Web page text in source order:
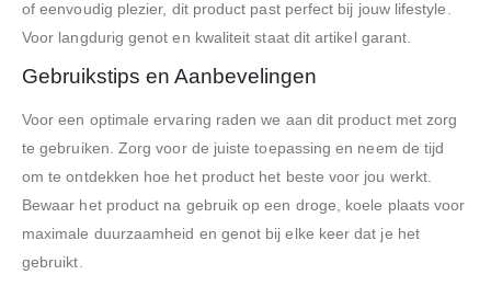
of eenvoudig plezier, dit product past perfect bij jouw lifestyle.
Voor langdurig genot en kwaliteit staat dit artikel garant.
Gebruikstips en Aanbevelingen
Voor een optimale ervaring raden we aan dit product met zorg
te gebruiken. Zorg voor de juiste toepassing en neem de tijd
om te ontdekken hoe het product het beste voor jou werkt.
Bewaar het product na gebruik op een droge, koele plaats voor
maximale duurzaamheid en genot bij elke keer dat je het
gebruikt.